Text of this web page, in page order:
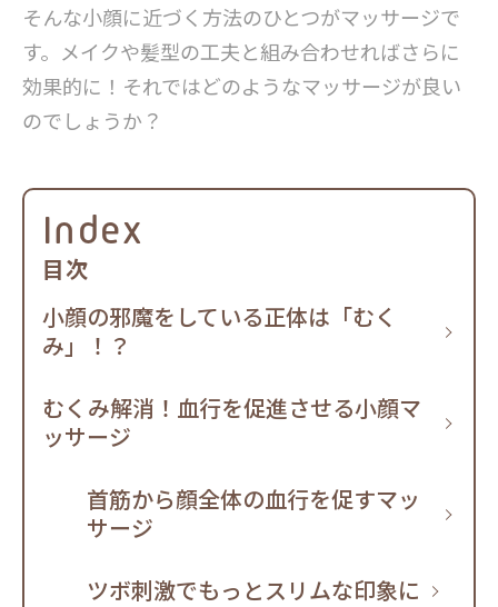
そんな小顔に近づく方法のひとつがマッサージで
す。メイクや髪型の工夫と組み合わせればさらに
効果的に！それではどのようなマッサージが良い
のでしょうか？
Index
目次
小顔の邪魔をしている正体は「むく
み」！？
むくみ解消！血行を促進させる小顔マ
ッサージ
首筋から顔全体の血行を促すマッ
サージ
ツボ刺激でもっとスリムな印象に